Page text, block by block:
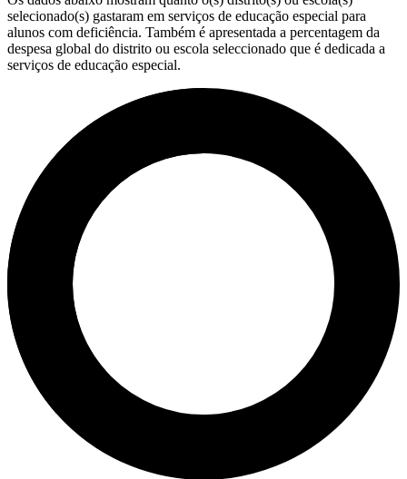
selecionado(s) gastaram em serviços de educação especial para
alunos com deficiência. Também é apresentada a percentagem da
despesa global do distrito ou escola seleccionado que é dedicada a
serviços de educação especial.